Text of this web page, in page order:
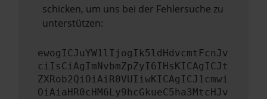
schicken, um uns bei der Fehlersuche zu
unterstützen:
ewogICJuYW1lIjogIk5ldHdvcmtFcnJv
ciIsCiAgImNvbmZpZyI6IHsKICAgICJt
ZXRob2QiOiAiR0VUIiwKICAgICJ1cmwi
OiAiaHR0cHM6Ly9hcGkueC5ha3MtcHJv